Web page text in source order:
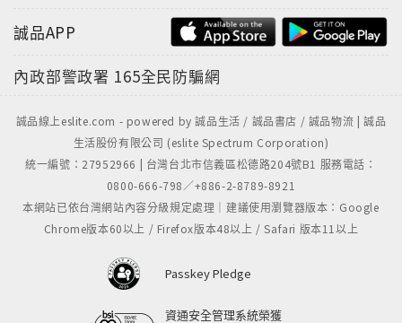
誠品APP
內政部警政署 165全民防騙網
誠品線上eslite.com - powered by 誠品生活 / 誠品書店 / 誠品物流 | 誠品
生活股份有限公司 (eslite Spectrum Corporation)
統一編號：27952966 | 台灣台北市信義區松德路204號B1 服務電話：
0800-666-798／+886-2-8789-8921
本網站已依台灣網站內容分級規定處理｜建議使用瀏覽器版本：Google
Chrome版本60以上 / Firefox版本48以上 / Safari 版本11以上
Passkey Pledge
資通安全管理系統榮獲